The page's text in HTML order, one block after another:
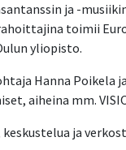
ja -
toimii
yliopisto.
Hanna Poikela
aiheina mm.
keskustelua ja